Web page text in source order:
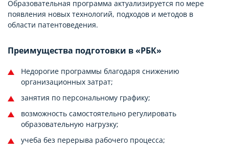
Образовательная программа актуализируется по мере
появления новых технологий, подходов и методов в
области патентоведения.
Преимущества подготовки в «РБК»
Недорогие программы благодаря снижению
организационных затрат;
занятия по персональному графику;
возможность самостоятельно регулировать
образовательную нагрузку;
учеба без перерыва рабочего процесса;